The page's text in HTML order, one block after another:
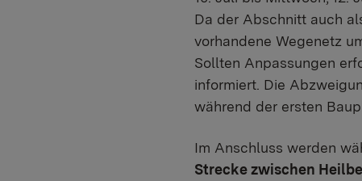
Da der Abschnitt auch
vorhandene Wegenetz
Sollten Anpassungen
informiert. Die
während der ersten
Im Anschluss werden
Strecke zwischen